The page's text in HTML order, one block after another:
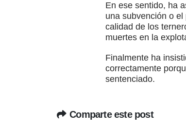
En ese sentido, ha
una subvención o
calidad de los
muertes en la
Finalmente ha
correctamente
sentenciado.
Comparte este post